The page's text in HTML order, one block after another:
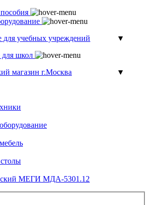
для учебных учреждений
▼
для школ
магазин г.Москва
▼
МЕГИ МДА-5301.12